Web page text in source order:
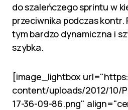
do szaleńczego sprintu w
przeciwnika podczas
tym bardzo dynamiczna i
szybka.
[image_lightbox
content/uploads/2012/10/
17-36-09-86.png"